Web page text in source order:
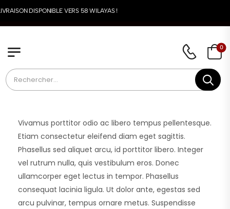
DISPONIBLE VERS 58 WILAYAS !
0
Vivamus porttitor odio ac libero tempus pellentesque.
Etiam consectetur eleifend diam eget sagittis.
Phasellus sed aliquet arcu, id porttitor libero. Integer
vel rutrum nulla, quis vestibulum eros. Donec
ullamcorper eget lectus in tempor. Phasellus
consequat lacinia ligula. Ut dolor ante, egestas sed
arcu pulvinar, tempus ornare metus. Suspendisse